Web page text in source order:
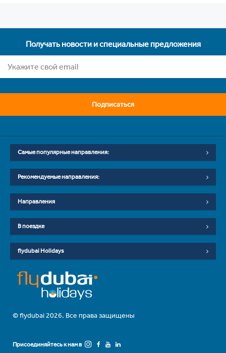
Получать новости и специальные предложения
Подписаться
Самые популярные направления:
Рекомендуемые направления:
Направления
В поездке
flydubai Holidays
© flydubai 2026. Все права защищены
Присоединяйтесь к нам в